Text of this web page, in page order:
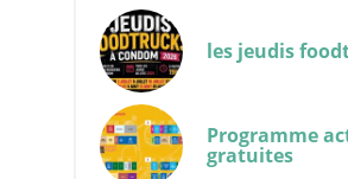
les jeudis
Programme
gratuites